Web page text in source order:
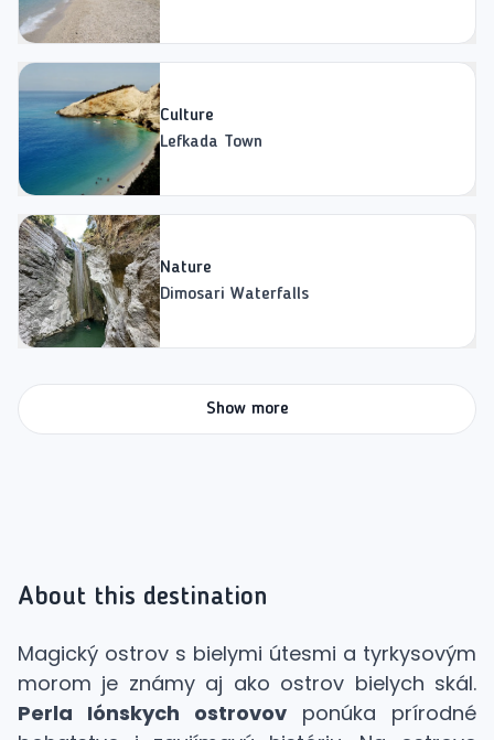
Culture
Lefkada Town
Nature
Dimosari Waterfalls
Show more
About this destination
Magický ostrov s bielymi útesmi a tyrkysovým
morom je známy aj ako ostrov bielych skál.
Perla Iónskych ostrovov ponúka prírodné